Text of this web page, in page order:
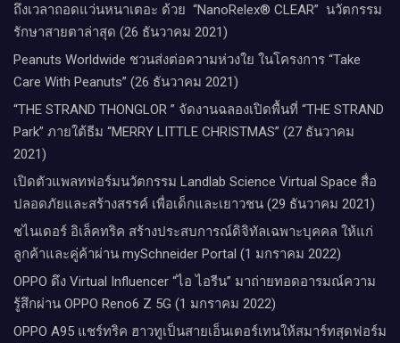
ถึงเวลาถอดแว่นหนาเตอะ ด้วย “NanoRelex® CLEAR” นวัตกรรม
รักษาสายตาล่าสุด (26 ธันวาคม 2021)
Peanuts Worldwide ชวนส่งต่อความห่วงใย​ ​ในโครงการ “Take
Care With Peanuts” (26 ธันวาคม 2021)
“THE STRAND THONGLOR ” จัดงานฉลองเปิดพื้นที่ “THE STRAND
Park” ภายใต้ธีม “MERRY LITTLE CHRISTMAS” (27 ธันวาคม
2021)
เปิดตัวแพลทฟอร์มนวัตกรรม Landlab Science Virtual Space สื่อ
ปลอดภัยและสร้างสรรค์ เพื่อเด็กและเยาวชน (29 ธันวาคม 2021)
ชไนเดอร์ อิเล็คทริค สร้างประสบการณ์ดิจิทัลเฉพาะบุคคล ให้แก่
ลูกค้าและคู่ค้าผ่าน mySchneider Portal (1 มกราคม 2022)
OPPO ดึง Virtual Influencer “ไอ ไอรีน” มาถ่ายทอดอารมณ์ความ
รู้สึกผ่าน OPPO Reno6 Z 5G (1 มกราคม 2022)
OPPO A95 แชร์ทริค ฮาวทูเป็นสายเอ็นเตอร์เทนให้สมาร์ทสุดฟอร์ม